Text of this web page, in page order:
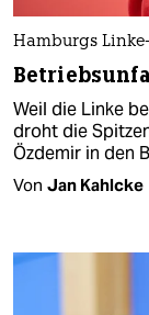
Hamburgs
Weil die Linke
droht die
Özdemir in den
Von Jan Kahlcke